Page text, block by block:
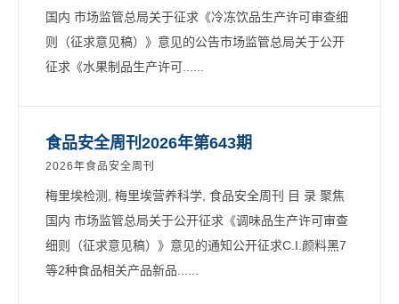
国内 市场监管总局关于征求《冷冻饮品生产许可审查细
则（征求意见稿）》意见的公告市场监管总局关于公开
征求《水果制品生产许可......
食品安全周刊2026年第643期
2026年食品安全周刊
梅里埃检测, 梅里埃营养科学, 食品安全周刊 目 录 聚焦
国内 市场监管总局关于公开征求《调味品生产许可审查
细则（征求意见稿）》意见的通知公开征求C.I.颜料黑7
等2种食品相关产品新品......